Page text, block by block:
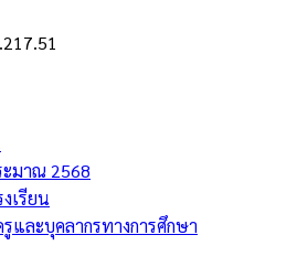
มาณ 2568
เรียน
รูและบุคลากรทางการศึกษา